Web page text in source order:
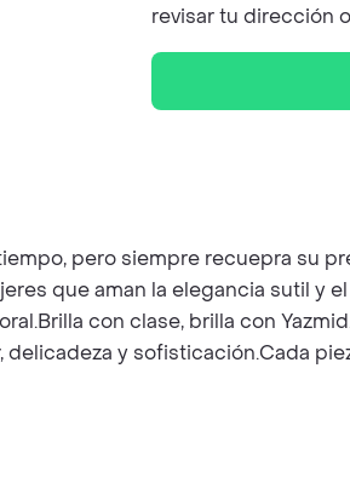
revisar tu dirección
pero siempre recuepra su
que aman la elegancia sutil y
con clase, brilla con
y sofisticación.Cada